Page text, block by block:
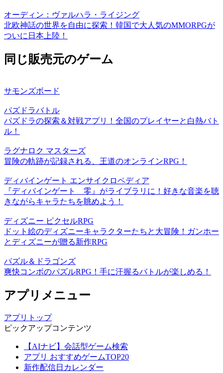
オーディン：ヴァルハラ・ライジング
北欧神話の世界を自由に探索！韓国で大人気のMMORPGが
ついに日本上陸！
同じ販売元のゲーム
サモンズボード
パズドラバトル
パズドラの探索＆対戦アプリ！全国のプレイヤーと白熱バト
ル！
ラグナロク マスターズ
冒険の軌跡が記録される、王道のオンラインRPG！
ディバインゲート エンサイクロペディア
『ディバインゲート 零』がライブラリに！好きな音楽を聴
きながらキャラたちを眺めよう！
ディズニー ピクセルRPG
ドット絵のディズニーキャラクターたちと大冒険！ガンホー
とディズニーが贈る新作RPG
パズル＆ドラゴンズ
爽快コンボのパズルRPG！手に汗握るバトルが楽しめる！
アプリメニュー
アプリトップ
ピックアップコンテンツ
【AIナビ】会話型ゲーム検索
アプリ おすすめゲームTOP20
新作配信日カレンダー